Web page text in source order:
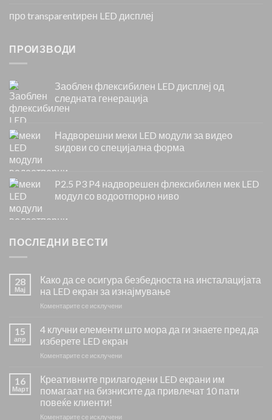
про transparentирен LED дисплеј
ПРОИЗВОДИ
Заоблен флексибилен LED дисплеј од
следната генерација
Надворешни меки LED модули за видео
ѕидови со специјална форма
P2.5 P3 P4 надворешен флексибилен мек LED
модул со водоотпорно ниво
ПОСЛЕДНИ ВЕСТИ
28
Мај
Како да се осигура безбедноста на инсталацијата
на LED екран за изнајмување
Коментарите се исклучени
се
осигура
инсталацијата
на
15
апр
4 клучни елементи што мора да ги знаете пред да
изберете LED екран
Коментарите се исклучени
елементи
што
16
Март
Креативните прилагодени LED екрани им
помагаат на бизнисите да привлечат 10 пати
повеќе клиенти!
Коментарите се исклучени